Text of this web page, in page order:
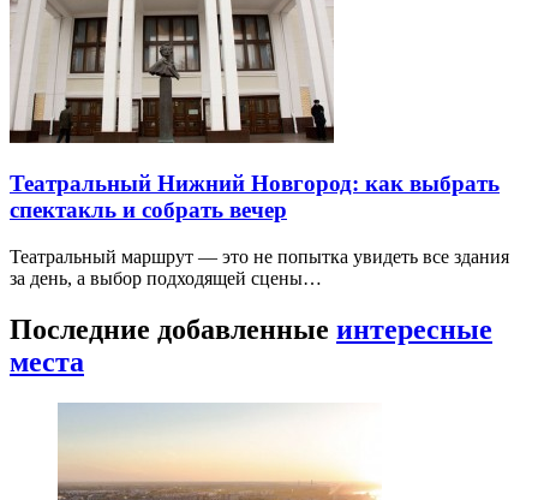
Театральный Нижний Новгород: как выбрать
спектакль и собрать вечер
Театральный маршрут — это не попытка увидеть все здания
за день, а выбор подходящей сцены…
Последние добавленные интересные
места